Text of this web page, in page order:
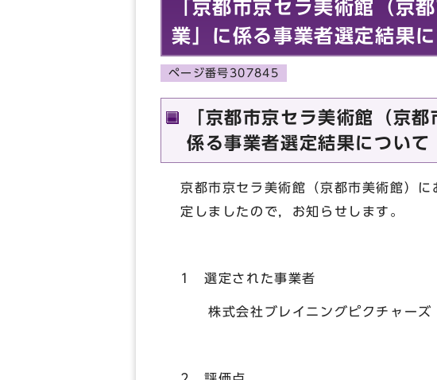
「京都市京セラ美術館（京
業」に係る事業者選定結果
ページ番号307845
「京都市京セラ美術館（京
係る事業者選定結果について
京都市京セラ美術館（京都市美術館）
定しましたので，お知らせします。
1 選定された事業者
株式会社ブレイニングピクチャーズ